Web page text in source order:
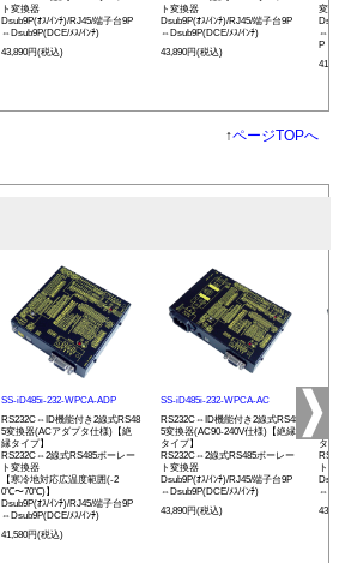
ト変換器
Dsub9P(ｵｽ/ｲﾝﾁ)/RJ45/端子台9P
⇔Dsub9P(DCE/ﾒｽ/ｲﾝﾁ)
43,890円(税込)
ト変換器
Dsub9P(ｵｽ/ｲﾝﾁ)/RJ45/端子台9P
⇔Dsub9P(DCE/ﾒｽ/ｲﾝﾁ)
43,890円(税込)
変
P
↑ページTOPへ
SS-iD485i-232-WPCA-ADP
RS232C⇔ID機能付き2線式RS48
5変換器(ACアダプタ仕様)【絶
縁タイプ】
RS232C⇔2線式RS485ボーレー
ト変換器
【寒冷地対応広温度範囲(-2
0℃〜70℃)】
Dsub9P(ｵｽ/ｲﾝﾁ)/RJ45/端子台9P
⇔Dsub9P(DCE/ﾒｽ/ｲﾝﾁ)
41,580円(税込)
SS-iD485i-232-WPCA-AC
RS232C⇔ID機能付き2線式RS48
5変換器(AC90-240V仕様)【絶縁
タイプ】
RS232C⇔2線式RS485ボーレー
ト変換器
Dsub9P(ｵｽ/ｲﾝﾁ)/RJ45/端子台9P
⇔Dsub9P(DCE/ﾒｽ/ｲﾝﾁ)
43,890円(税込)
タ
ト